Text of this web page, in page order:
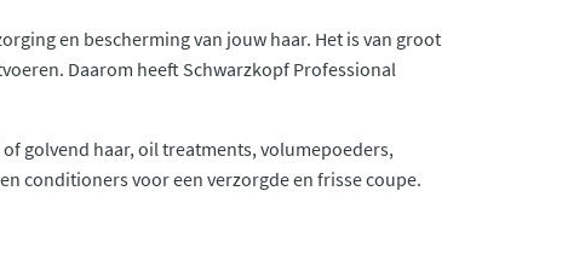
en bescherming van jouw haar. Het is van groot
Daarom heeft Schwarzkopf Professional
golvend haar, oil treatments, volumepoeders,
conditioners voor een verzorgde en frisse coupe.